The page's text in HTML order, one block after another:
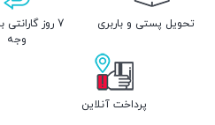
تحویل پستی و باربری
7 روز
وجه
پرداخت آنلاین